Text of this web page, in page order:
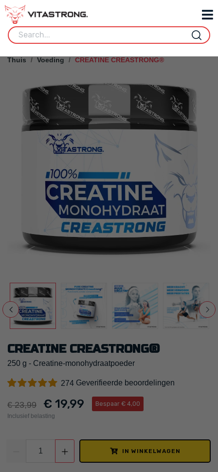
Thuis Voeding CREATINE CREASTRONG®
CREATINE CREASTRONG®
250 g - Creatine-monohydraatpoeder
274 Geverifieerde beoordelingen
€ 23,99 € 19,99 Bespaar € 4,00
Inclusief belasting
IN WINKELWAGEN